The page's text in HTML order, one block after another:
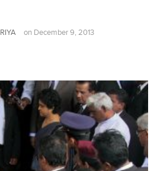
on December 9, 2013